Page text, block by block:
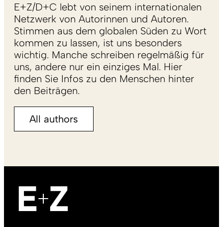
E+Z/D+C lebt von seinem internationalen
Netzwerk von Autorinnen und Autoren.
Stimmen aus dem globalen Süden zu Wort
kommen zu lassen, ist uns besonders
wichtig. Manche schreiben regelmäßig für
uns, andere nur ein einziges Mal. Hier
finden Sie Infos zu den Menschen hinter
den Beiträgen.
All authors